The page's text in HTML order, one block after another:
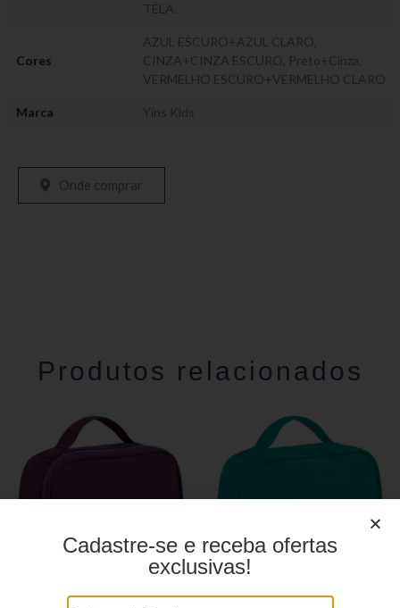
TELA.
Cores
AZUL ESCURO+AZUL CLARO
CINZA+CINZA ESCURO Preto+Cinza
VERMELHO ESCURO+VERMELHO CLARO
Marca Yins Kids
Onde comprar
Produtos relacionados
Cadastre-se e receba ofertas
exclusivas!